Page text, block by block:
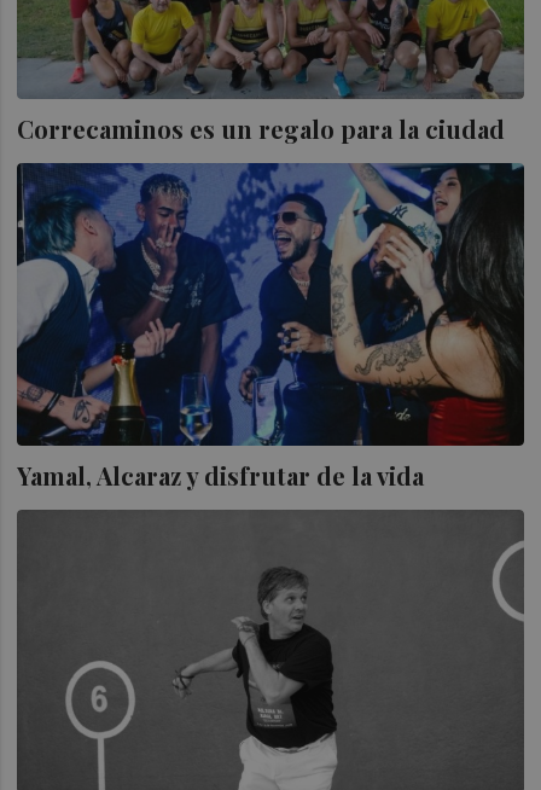
Correcaminos es un regalo para la ciudad
Yamal, Alcaraz y disfrutar de la vida